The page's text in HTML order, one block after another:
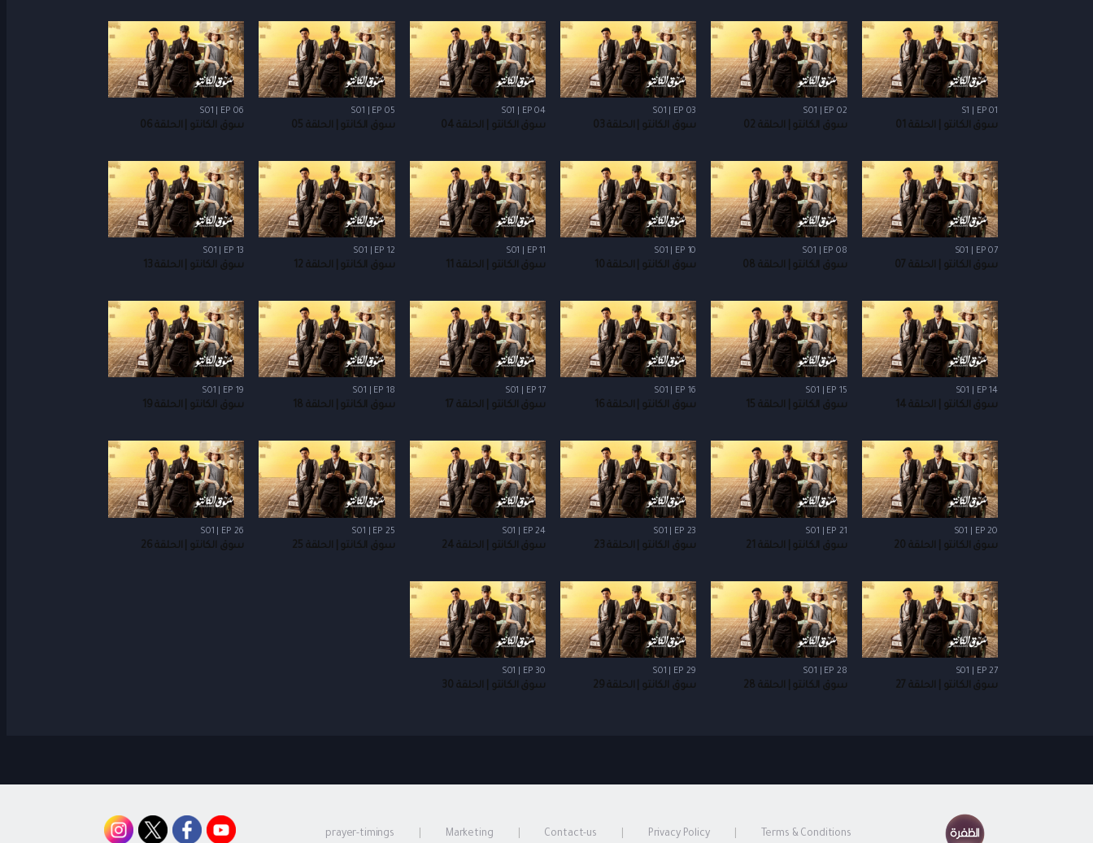
S1 | EP 01
سوق الكانتو | الحلقة 01
S01 | EP 02
سوق الكانتو | الحلقة 02
S01 | EP 03
سوق الكانتو | الحلقة 03
S01 | EP 04
سوق الكانتو | الحلقة 04
S01 | EP 05
سوق الكانتو | الحلقة 05
S01 | EP 06
سوق الكانتو | الحلقة 06
S01 | EP 07
سوق الكانتو | الحلقة 07
S01 | EP 08
سوق الكانتو | الحلقة 08
S01 | EP 10
سوق الكانتو | الحلقة 10
S01 | EP 11
سوق الكانتو | الحلقة 11
S01 | EP 12
سوق الكانتو | الحلقة 12
S01 | EP 13
سوق الكانتو | الحلقة 13
S01 | EP 14
سوق الكانتو | الحلقة 14
S01 | EP 15
سوق الكانتو | الحلقة 15
S01 | EP 16
سوق الكانتو | الحلقة 16
S01 | EP 17
سوق الكانتو | الحلقة 17
S01 | EP 18
سوق الكانتو | الحلقة 18
S01 | EP 19
سوق الكانتو | الحلقة 19
S01 | EP 20
سوق الكانتو | الحلقة 20
S01 | EP 21
سوق الكانتو | الحلقة 21
S01 | EP 23
سوق الكانتو | الحلقة 23
S01 | EP 24
سوق الكانتو | الحلقة 24
S01 | EP 25
سوق الكانتو | الحلقة 25
S01 | EP 26
سوق الكانتو | الحلقة 26
S01 | EP 27
سوق الكانتو | الحلقة 27
S01 | EP 28
سوق الكانتو | الحلقة 28
S01 | EP 29
سوق الكانتو | الحلقة 29
S01 | EP 30
سوق الكانتو | الحلقة 30
Terms & Conditions
Privacy Policy
Contact-us
Marketing
prayer-timings